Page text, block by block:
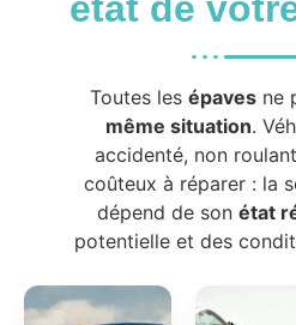
état de
Toutes les épavesne
même situation.
accidenté, non
coûteux à réparer : la
dépend de sonétat
potentielle et des